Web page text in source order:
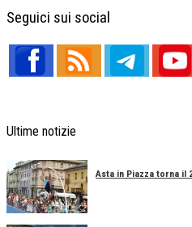
Seguici sui social
Ultime notizie
Asta in Piazza torna il